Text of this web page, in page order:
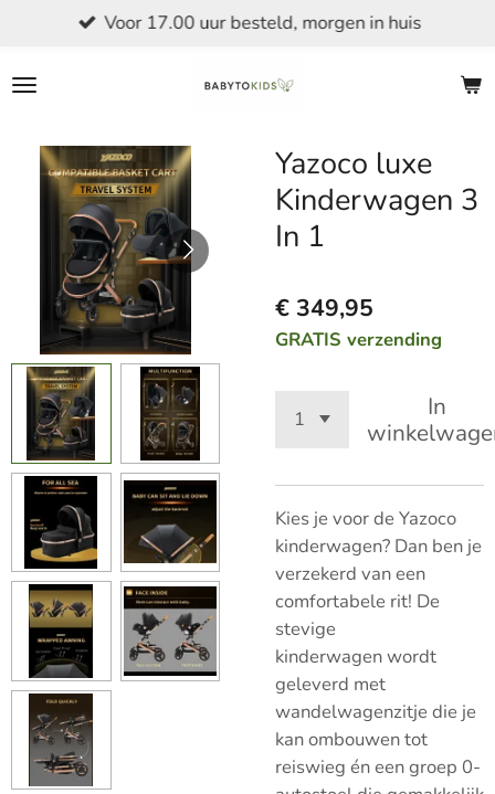
naar
Voor 17.00 uur besteld, morgen in huis
Yazoco luxe
Kinderwagen 3
In 1
€ 349,95
GRATIS verzending
In
Kies je voor de Yazoco
kinderwagen? Dan ben je
verzekerd van een
comfortabele rit! De
stevige
kinderwagenwordt
geleverd met
wandelwagenzitje die je
kan ombouwen tot
reiswieg én een groep 0-